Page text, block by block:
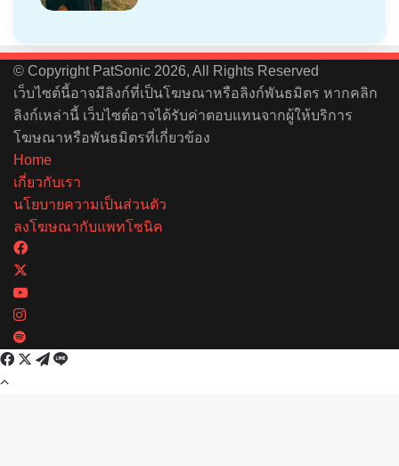
© Copyright PatSonic 2026, All Rights Reserved
เว็บไซต์นี้อาจมีลิงก์ที่เป็นโฆษณาหรือลิงก์พันธมิตร หากคลิก
ลิงก์เหล่านี้ เว็บไซต์อาจได้รับค่าตอบแทนจากผู้ให้บริการ
โฆษณาหรือพันธมิตรที่เกี่ยวข้อง
Home
เกี่ยวกับเรา
นโยบายความเป็นส่วนตัว
ลงโฆษณากับแพทโซนิค
Facebook
YouTube
Instagram
Spotify
Facebook
X Telegram
Line
Back